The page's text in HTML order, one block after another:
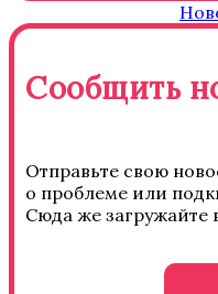
Сообщить
Отправьте свою
о проблеме или
Сюда же загружайте